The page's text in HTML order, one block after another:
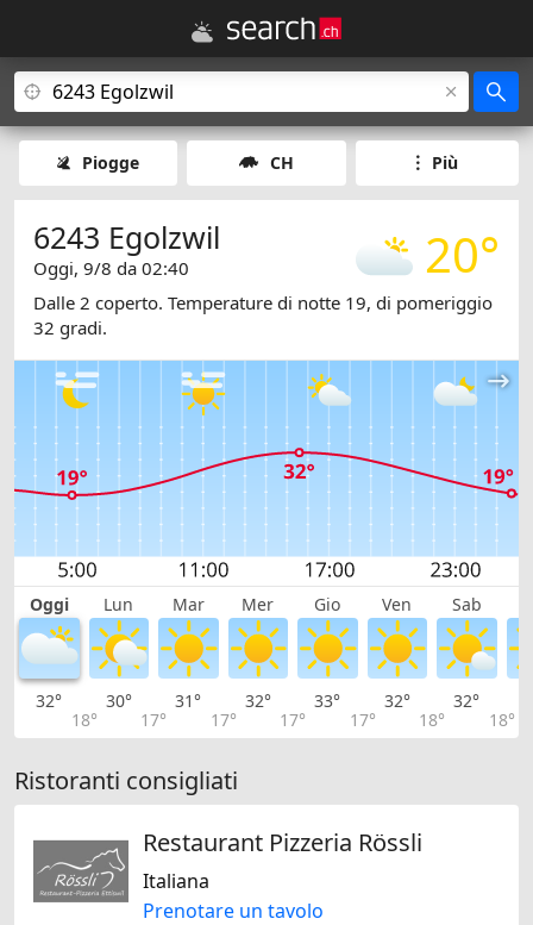
Piogge CH Più
20°
6243 Egolzwil
Oggi, 9/8 da 02:40
Dalle 2 coperto. Temperature di notte 19, di pomeriggio
32 gradi.
Oggi Lun Mar Mer Gio Ven Sab
32°
18°
30°
17°
31°
17°
32°
17°
33°
17°
32°
18°
32°
18°
Ristoranti consigliati
Restaurant Pizzeria Rössli
Italiana
Prenotare un tavolo